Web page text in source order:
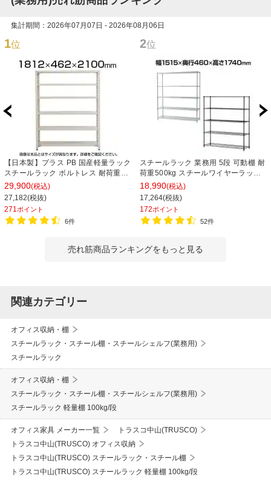
集計期間：2026年07月07日 - 2026年08月06日
1位
【日本製】プラス PB 国産軽量ラック
スチールラック ボルトレス 耐荷重
150kg/段 天地6段 幅1812×奥行462×
高さ2100mm スチール棚 スチールシ
ェルフ 収納棚 オープンラック 収納ラ
ック
29,900(税込)
27,182(税抜)
271 ポイント
6件
2位
スチールラック 業務用 5段 可動棚 耐
荷重500kg スチールワイヤーラック
シェルゴ 幅1515×奥行460×高さ
1740mm
18,990(税込)
17,264(税抜)
172ポイント
52件
売れ筋商品ランキングをもっと見る
関連カテゴリー
オフィス収納・棚
スチールラック・スチール棚・スチールシェルフ(業務用)
スチールラック
オフィス収納・棚
スチールラック・スチール棚・スチールシェルフ(業務用)
スチールラック 軽量棚 100kg/段
オフィス家具 メーカー一覧
トラスコ中山(TRUSCO)
トラスコ中山(TRUSCO) オフィス収納
トラスコ中山(TRUSCO) スチールラック・スチール棚
トラスコ中山(TRUSCO) スチールラック 軽量棚 100kg/段